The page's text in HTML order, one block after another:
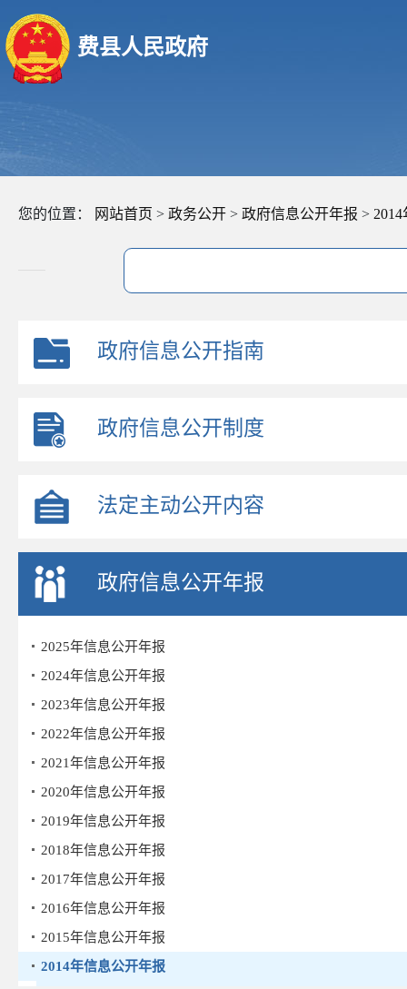
费县人民政府
您的位置： 网站首页 > 政务公开 > 政府信息公开年报 >
政府信息公开指南
政府信息公开制度
法定主动公开内容
政府信息公开年报
2025年信息公开年报
2024年信息公开年报
2023年信息公开年报
2022年信息公开年报
2021年信息公开年报
2020年信息公开年报
2019年信息公开年报
2018年信息公开年报
2017年信息公开年报
2016年信息公开年报
2015年信息公开年报
2014年信息公开年报